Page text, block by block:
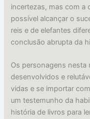
incertezas, mas com a
possível alcançar o
reis e de elefantes
conclusão abrupta da
Os personagens nesta
desenvolvidos e
vidas e se importar
um testemunho da
história de livros para